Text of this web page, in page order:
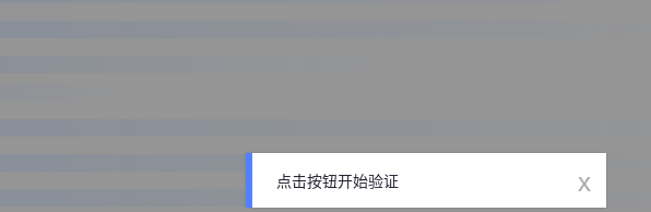
点击按钮开始验证 x